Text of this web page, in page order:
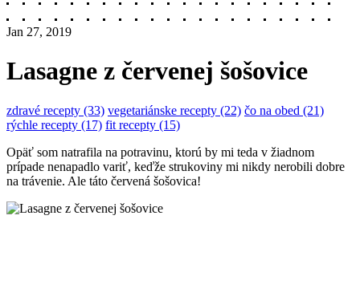
Jan 27, 2019
Lasagne z červenej šošovice
zdravé recepty (33) vegetariánske recepty (22) čo na obed (21)
rýchle recepty (17) fit recepty (15)
Opäť som natrafila na potravinu, ktorú by mi teda v žiadnom
prípade nenapadlo variť, keďže strukoviny mi nikdy nerobili dobre
na trávenie. Ale táto červená šošovica!